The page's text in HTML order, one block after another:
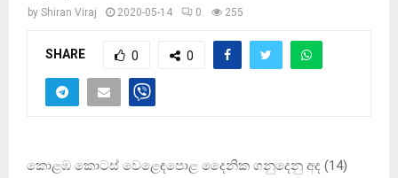
by Shiran Viraj 2020-05-14 0 255
SHARE 0 0
කොළඹ කොටස් වෙළෙඳපොළ දෛනික ගනුදෙනු අද (14)